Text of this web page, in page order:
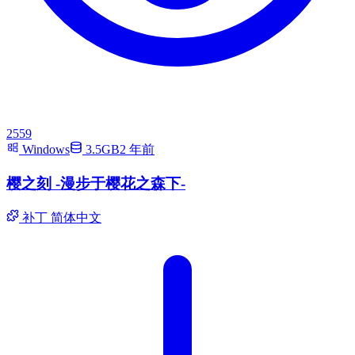
2559
Windows
3.5GB2 年前
樱之刻 -漫步于樱花之森下-
补丁 简体中文